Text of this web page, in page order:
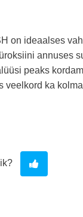
on ideaalses
annuses
peaks
veelkord ka